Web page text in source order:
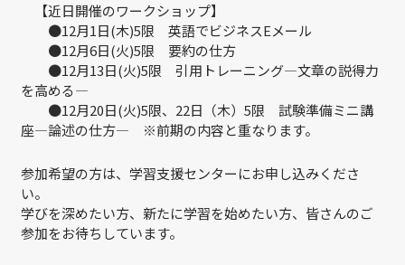
【近日開催のワークショップ】
●12月1日(木)5限 英語でビジネスEメール
●12月6日(火)5限 要約の仕方
●12月13日(火)5限 引用トレーニング—文章の説得力
を高める—
●12月20日(火)5限、22日（木）5限 試験準備ミニ講
座—論述の仕方— ※前期の内容と重なります。
参加希望の方は、学習支援センターにお申し込みくださ
い。
学びを深めたい方、新たに学習を始めたい方、皆さんのご
参加をお待ちしています。